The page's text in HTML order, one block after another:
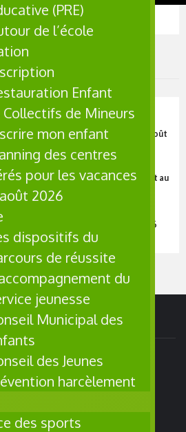
A La Une
Les activités de la semaine du 3 au 9 août
A La Une
Les activités de la semaine du 27 juillet au
2 août
Les activités de la semaine du 20 au 26
juillet
(PRE)
de l’école
Enfant
Collectifs de Mineurs
mon enfant
des centres
pour les vacances
2026
dispositifs du
de réussite
du
jeunesse
Municipal des
des Jeunes
harcèlement
des sports